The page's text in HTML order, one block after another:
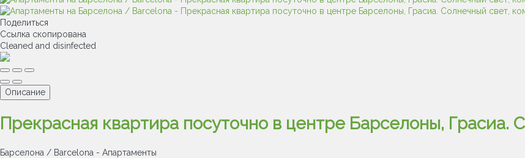
Поделиться
Ссылка скопирована
Cleaned and disinfected
Описание
Прекрасная квартира посуточно в центре Барселоны, Грасиа.
Барселона / Barcelona - Апартаменты